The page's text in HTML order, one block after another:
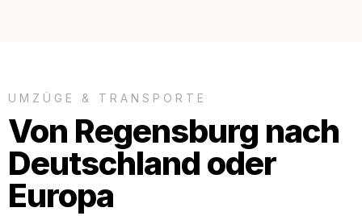
UMZÜGE & TRANSPORTE
Von Regensburg nach
Deutschland oder
Europa